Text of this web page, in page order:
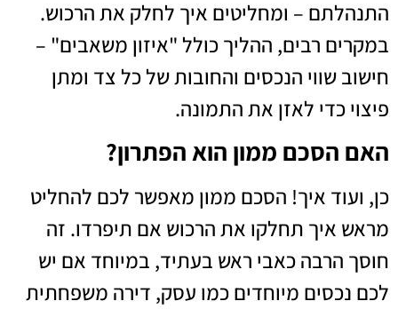
התנהלתם – ומחליטים איך לחלק את הרכוש.
במקרים רבים, ההליך כולל "איזון משאבים" –
חישוב שווי הנכסים והחובות של כל צד ומתן
פיצוי כדי לאזן את התמונה.
האם הסכם ממון הוא הפתרון?
כן, ועוד איך! הסכם ממון מאפשר לכם להחליט
מראש איך תחלקו את הרכוש אם תיפרדו. זה
חוסך הרבה כאבי ראש בעתיד, במיוחד אם יש
לכם נכסים מיוחדים כמו עסק, דירה משפחתית